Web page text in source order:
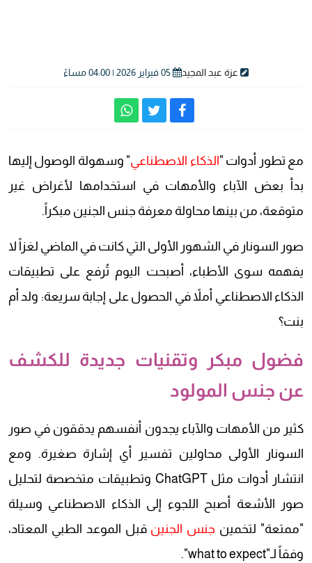
عزة عبد المجيد
مع تطور أدوات "الذكاء الاصطناعي" وسهولة الوصول إليها
بدأ بعض الآباء والأمهات في استخدامها لأغراض غير
متوقعة، من بينها محاولة معرفة جنس الجنين مبكراً.
صور السونار في الشهور الأولى التي كانت في الماضي لغزاً لا
يفهمه سوى الأطباء، أصبحت اليوم تُرفع على تطبيقات
الذكاء الاصطناعي أملاً في الحصول على إجابة سريعة: ولد أم
بنت؟
فضول مبكر وتقنيات جديدة للكشف
عن جنس المولود
كثير من الأمهات والآباء يجدون أنفسهم يدققون في صور
السونار الأولى محاولين تفسير أي إشارة صغيرة. ومع
انتشار أدوات مثل ChatGPT وتطبيقات متخصصة لتحليل
صور الأشعة أصبح اللجوء إلى الذكاء الاصطناعي وسيلة
"ممتعة" لتخمين جنس الجنين قبل الموعد الطبي المعتاد،
وفقاً لـ"what to expect".